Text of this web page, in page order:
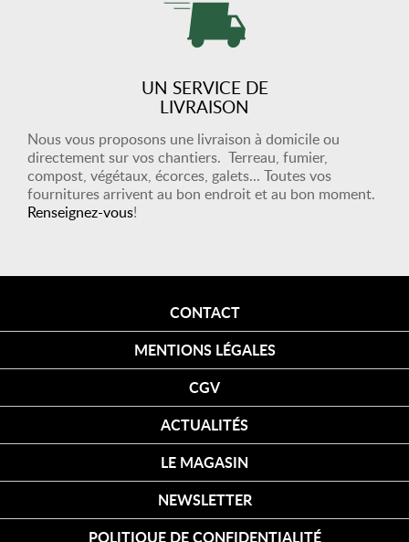
UN SERVICE DE
LIVRAISON
Nous vous proposons une livraison à domicile ou
directement sur vos chantiers. Terreau, fumier,
compost, végétaux, écorces, galets... Toutes vos
fournitures arrivent au bon endroit et au bon moment.
Renseignez-vous!
CONTACT
MENTIONS LÉGALES
CGV
ACTUALITÉS
LE MAGASIN
NEWSLETTER
POLITIQUE DE CONFIDENTIALITÉ